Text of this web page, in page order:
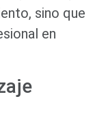
sino que
en